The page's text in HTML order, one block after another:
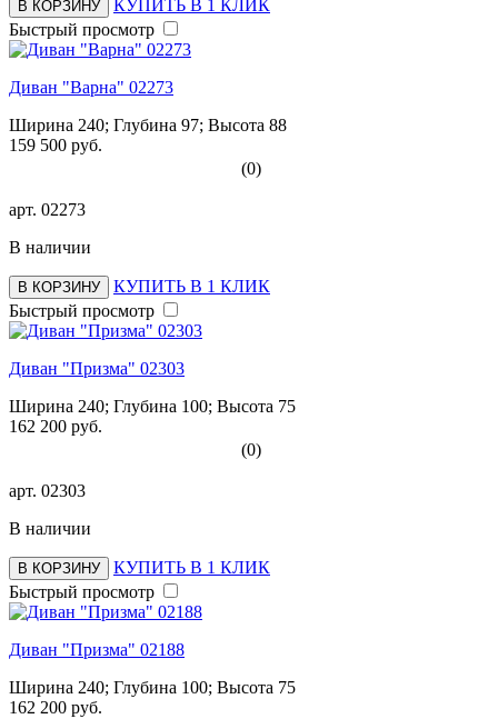
В КОРЗИНУ
КУПИТЬ В 1 КЛИК
Быстрый просмотр
Диван "Варна" 02273
Ширина 240; Глубина 97; Высота 88
159 500 руб.
(0)
арт. 02273
В наличии
В КОРЗИНУ
КУПИТЬ В 1 КЛИК
Быстрый просмотр
Диван "Призма" 02303
Ширина 240; Глубина 100; Высота 75
162 200 руб.
(0)
арт. 02303
В наличии
В КОРЗИНУ
КУПИТЬ В 1 КЛИК
Быстрый просмотр
Диван "Призма" 02188
Ширина 240; Глубина 100; Высота 75
162 200 руб.